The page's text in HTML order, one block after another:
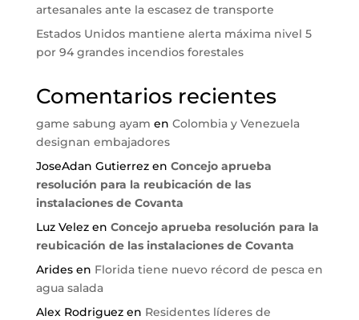
artesanales ante la escasez de transporte
Estados Unidos mantiene alerta máxima nivel 5
por 94 grandes incendios forestales
Comentarios recientes
game sabung ayam en Colombia y Venezuela
designan embajadores
JoseAdan Gutierrezen Concejo aprueba
resolución para la reubicación de las
instalaciones de Covanta
Luz Velezen Concejo aprueba resolución para la
reubicación de las instalaciones de Covanta
Aridesen Florida tiene nuevo récord de pesca en
agua salada
Alex Rodriguezen Residentes líderes de